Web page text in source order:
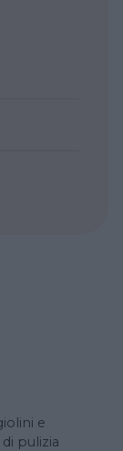
e
pulizia